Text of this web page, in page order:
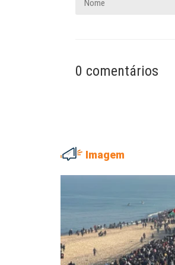
0 comentários
Imagem
impacto do salário mínimo na...
NILTON NECO
Sindec: 94 anos de união e